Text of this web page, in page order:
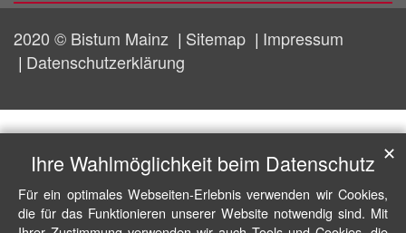
2020 © Bistum Mainz Sitemap
Impressum
Datenschutzerklärung
Ihre Wahlmöglichkeit beim Datenschutz
Für ein optimales Webseiten-Erlebnis verwenden wir Cookies,
die für das Funktionieren unserer Website notwendig sind. Mit
✕